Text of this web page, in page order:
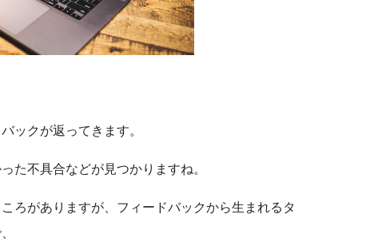
ックが返ってきます。
た不具合などが見つかりますね。
ろがありますが、フィードバックから生まれるタ